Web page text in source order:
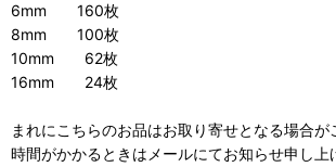
6mm 160枚
8mm 100枚
10mm 62枚
16mm 24枚
まれにこちらのお品はお取り寄せとなる場合が
時間がかかるときはメールにてお知らせ申し上